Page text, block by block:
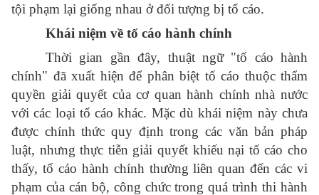
tội phạm lại giống nhau ở đối tượng bị tố cáo.
Khái niệm về tố cáo hành chính
Thời gian gần đây, thuật ngữ "tố cáo hành
chính" đã xuất hiện để phân biệt tố cáo thuộc thẩm
quyền giải quyết của cơ quan hành chính nhà nước
với các loại tố cáo khác. Mặc dù khái niệm này chưa
được chính thức quy định trong các văn bản pháp
luật, nhưng thực tiễn giải quyết khiếu nại tố cáo cho
thấy, tố cáo hành chính thường liên quan đến các vi
phạm của cán bộ, công chức trong quá trình thi hành